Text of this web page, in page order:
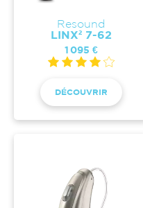
Resound
LINX² 7-62
1 095 €
DÉCOUVRIR